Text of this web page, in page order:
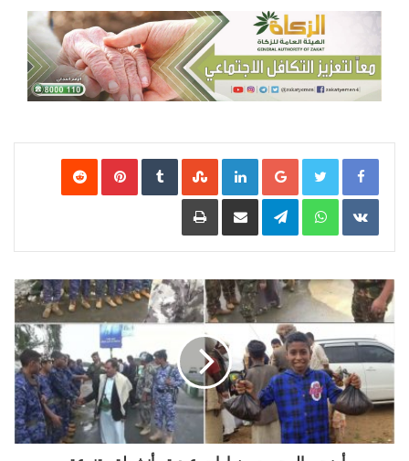
Google+
LinkedIn
‏StumbleUpon
‏VKontakte
WhatsApp
Telegram مشاركة عبر البريد طباعة